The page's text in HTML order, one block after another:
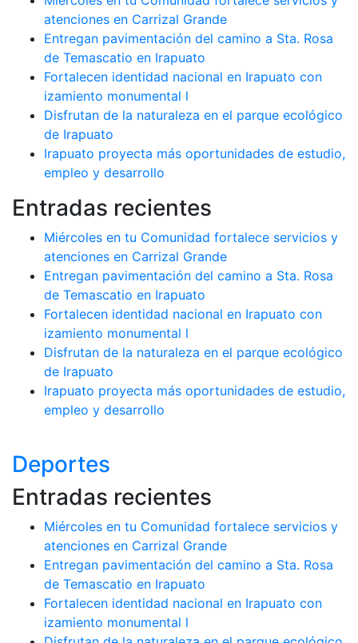
atenciones en Carrizal Grande
Entregan pavimentación del camino a Sta. Rosa
de Temascatio en Irapuato
Fortalecen identidad nacional en Irapuato con
izamiento monumental l
Disfrutan de la naturaleza en el parque ecológico
de Irapuato
Irapuato proyecta más oportunidades de estudio,
empleo y desarrollo
Entradas recientes
Miércoles en tu Comunidad fortalece servicios y
atenciones en Carrizal Grande
Entregan pavimentación del camino a Sta. Rosa
de Temascatio en Irapuato
Fortalecen identidad nacional en Irapuato con
izamiento monumental l
Disfrutan de la naturaleza en el parque ecológico
de Irapuato
Irapuato proyecta más oportunidades de estudio,
empleo y desarrollo
Deportes
Entradas recientes
Miércoles en tu Comunidad fortalece servicios y
atenciones en Carrizal Grande
Entregan pavimentación del camino a Sta. Rosa
de Temascatio en Irapuato
Fortalecen identidad nacional en Irapuato con
izamiento monumental l